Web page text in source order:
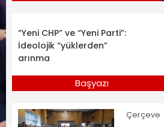
“Yeni CHP” ve “Yeni Parti”:
İdeolojik “yüklerden”
arınma
Başyazı
Çerçeve